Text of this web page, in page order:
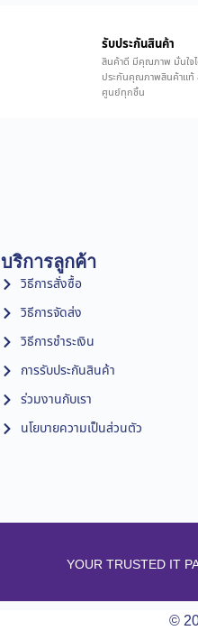
รับประกันสินค้า
สินค้าดี มีคุณภาพ มั่นใจ
ประกันคุณภาพสินค้าแท้
ศูนย์ทุกชิ้น
บริการลูกค้า
วิธีการสั่งซื้อ
วิธีการจัดส่ง
วิธีการชำระเงิน
การรับประกันสินค้า
ร่วมงานกับเรา
นโยบายความเป็นส่วนตัว
YOUR TRUSTED IT
©